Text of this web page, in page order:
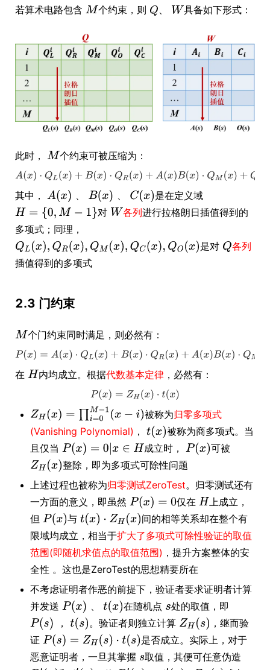
若算术电路包含 个约束，则 、 具备如下形式：
此时， 个约束可被压缩为：
其中，
是在定义域
对
各列进行拉格朗日插值得到的
多项式；同理，
是对
各列
插值得到的多项式
2.3 门约束
个门约束同时满足，则必然有：
在 内均成立。根据代数基本定律，必然有：
被称为归零多项式
(Vanishing Polynomial) ，
被称为商多项式。当
且仅当
成立时，
可被
整除，即为多项式可除性问题
上述过程也被称为归零测试ZeroTest。归零测试还有
一方面的意义，即虽然
仅在
上成立，
但
与
间的相等关系却在整个有
限域均成立，相当于扩大了多项式可除性验证的取值
范围(即随机求值点的取值范围) ，提升方案整体的安
全性 。这也是ZeroTest的思想精要所在
不考虑证明者作恶的前提下，验证者要求证明者计算
并发送
在随机点 处的取值，即
， 。验证者则独立计算
，继而验
证
是否成立。实际上，对于
恶意证明者，一旦其掌握
取值，其便可任意伪造